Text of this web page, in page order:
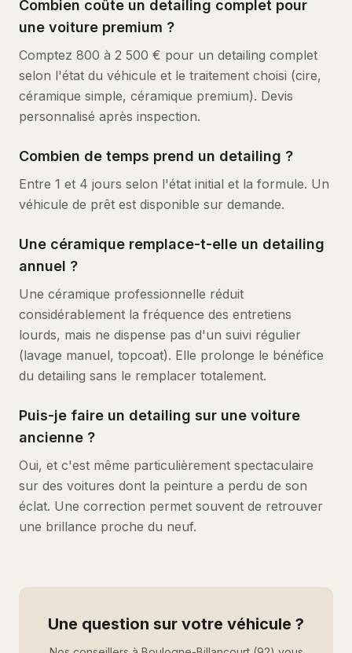
Combien coûte un detailing complet pour
une voiture premium ?
Comptez 800 à 2 500 € pour un detailing complet
selon l'état du véhicule et le traitement choisi (cire,
céramique simple, céramique premium). Devis
personnalisé après inspection.
Combien de temps prend un detailing ?
Entre 1 et 4 jours selon l'état initial et la formule. Un
véhicule de prêt est disponible sur demande.
Une céramique remplace-t-elle un detailing
annuel ?
Une céramique professionnelle réduit
considérablement la fréquence des entretiens
lourds, mais ne dispense pas d'un suivi régulier
(lavage manuel, topcoat). Elle prolonge le bénéfice
du detailing sans le remplacer totalement.
Puis-je faire un detailing sur une voiture
ancienne ?
Oui, et c'est même particulièrement spectaculaire
sur des voitures dont la peinture a perdu de son
éclat. Une correction permet souvent de retrouver
une brillance proche du neuf.
Une question sur votre véhicule ?